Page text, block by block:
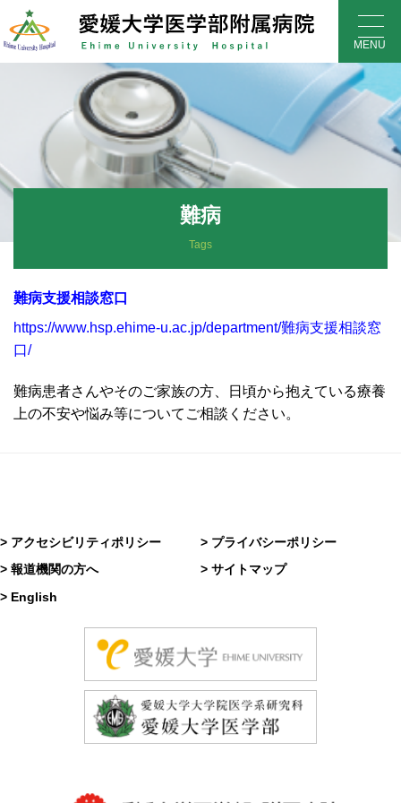
Skip
to
content
MENU
難病
Tags
難病支援相談窓口
https://www.hsp.ehime-u.ac.jp/department/難病支援相談窓
口/
難病患者さんやそのご家族の方、日頃から抱えている療養
上の不安や悩み等についてご相談ください。
> アクセシビリティポリシー
> プライバシーポリシー
> 報道機関の方へ
> サイトマップ
> English